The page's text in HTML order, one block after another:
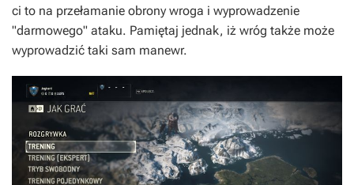
ci to na przełamanie obrony wroga i wyprowadzenie
"darmowego" ataku. Pamiętaj jednak, iż wróg także może
wyprowadzić taki sam manewr.